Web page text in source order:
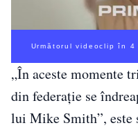
Următorul videoclip în 3
„În aceste momente
din federație se
lui Mike Smith”, este